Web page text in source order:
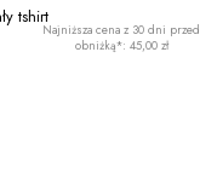
tshirt
Najniższa cena z 30 dni przed
obniżką*: 45,00 zł